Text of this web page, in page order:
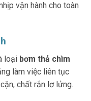
vận hành cho toàn
loại bơm thả chìm
làm việc liên tục
chất rắn lơ lửng.